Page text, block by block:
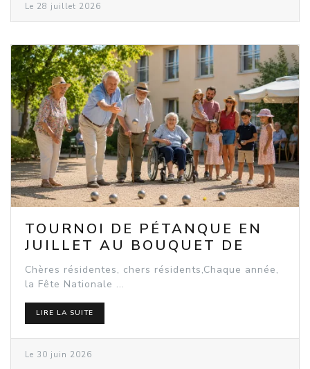
Le 28 juillet 2026
TOURNOI DE PÉTANQUE EN
JUILLET AU BOUQUET DE
SEEBACH
Chères résidentes, chers résidents,Chaque année,
la Fête Nationale ...
LIRE LA SUITE
Le 30 juin 2026